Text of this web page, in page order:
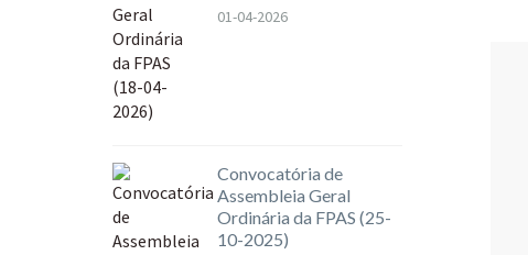
01-04-2026
Convocatória de
Assembleia Geral
Ordinária da FPAS (25-
10-2025)